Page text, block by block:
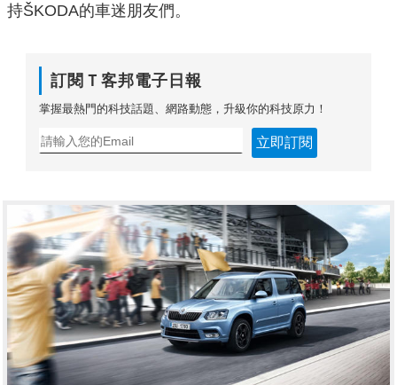
持ŠKODA的車迷朋友們。
訂閱Ｔ客邦電子日報
掌握最熱門的科技話題、網路動態，升級你的科技原力！
立即訂閱